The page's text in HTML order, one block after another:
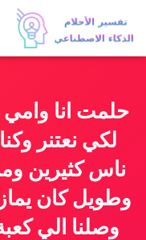
حلمت انا وامي
لكي نعتنر
ناس كثيرين
وطويل كان
وصلنا الي